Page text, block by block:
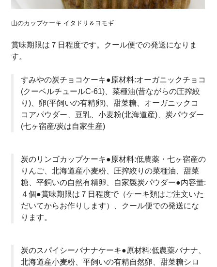
山のカップケーキ イタドリ＆ヨモギ
賞味期限は７日程度です。クール便での発送になりま
す。
すみやの炭チョコケーキ●原材料:オーガニックチョコ
(クーベルチュールC-61)、菜種油(昔ながらの圧搾絞
り)、卵(平飼いの有精卵)、甜菜糖、オーガニックコ
コアパウダー、豆乳、小麦粉(北海道産)、炭パウダー
(七ヶ宿産/炭は自家生産)
炭のリンゴカップケーキ●原材料:低農薬・七ヶ宿産の
りんご、北海道産小麦粉、圧搾絞りの菜種油、甜菜
糖、平飼いの自然有精卵、自家製炭パウダー●内容量:
４個●賞味期限は７日程度で（ケーキ類はご注文いた
だいてからお作りします）、クール便での発送にな
ります。
炭のスパイシーバナナケーキ●原材料:低農薬バナナ、
北海道産小麦粉、平飼いの有精自然卵、甜菜糖シロ